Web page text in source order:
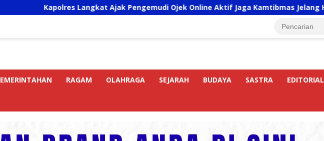
Kapolres Langkat Ajak Pengemudi Ojek Online Aktif Jaga Kamtibmas Jelang HUT RI
RAGAM OLAHRAGA SEJARAH BUDAYA SASTRA EDITORIAL